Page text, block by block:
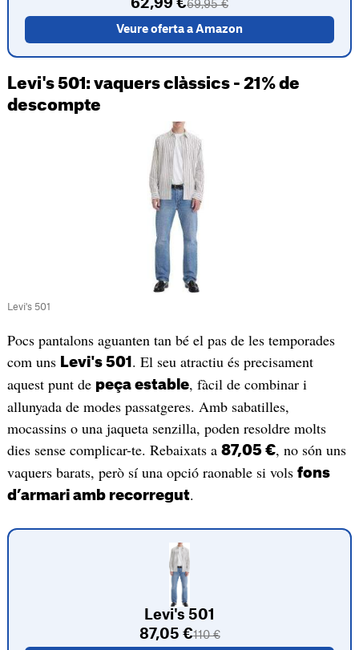
62,99 €69,95 €
Veure oferta a Amazon
Levi's 501: vaquers clàssics - 21% de
descompte
Levi's 501
Pocs pantalons aguanten tan bé el pas de les temporades
com uns Levi's 501 . El seu atractiu és precisament
aquest punt de peça estable, fàcil de combinar i
allunyada de modes passatgeres. Amb sabatilles,
mocassins o una jaqueta senzilla, poden resoldre molts
dies sense complicar-te. Rebaixats a 87,05 €, no són uns
vaquers barats, però sí una opció raonable si vols fons
d’armari amb recorregut.
Levi's 501
87,05 €110 €